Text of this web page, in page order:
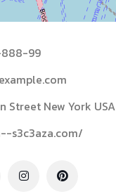
99
Street New York USA
s3c3aza.com/